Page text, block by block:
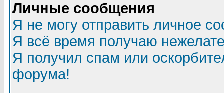
Личные сообщения
Я не могу отправить личное
Я всё время получаю
Я получил спам или
форума!